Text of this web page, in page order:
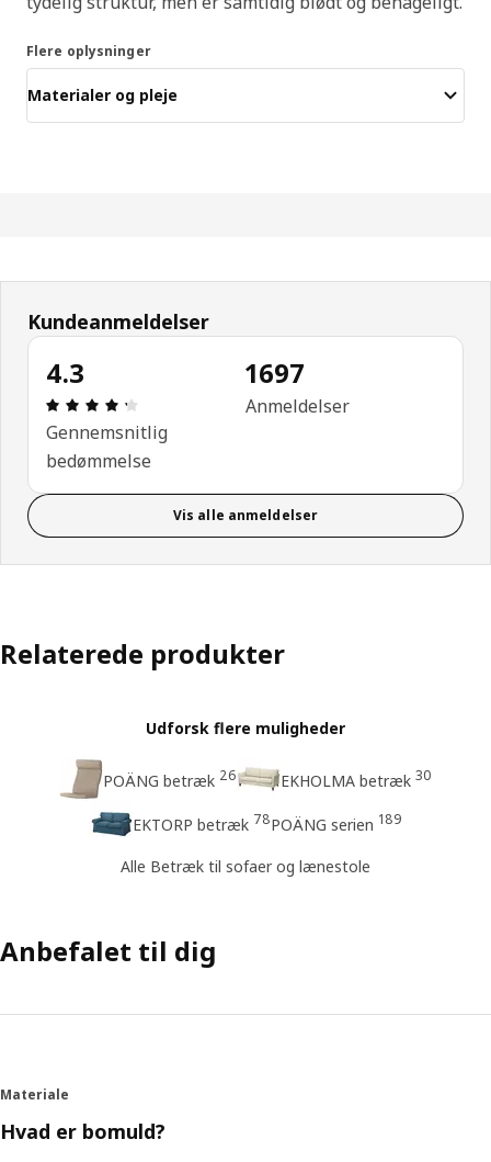
Flere oplysninger
Materialer og pleje
Kundeanmeldelser
4.3
Anmeldelse: 4.3 Ud af 5 Stjerner. Anmeldelser i
Gennemsnitlig
bedømmelse
1697
Anmeldelser
Vis alle anmeldelser
Relaterede produkter
Udforsk flere muligheder
POÄNG betræk 26 EKHOLMA betræk 30
EKTORP betræk 78POÄNG serien 189
Alle Betræk til sofaer og lænestole
Anbefalet til dig
Materiale
Hvad er bomuld?